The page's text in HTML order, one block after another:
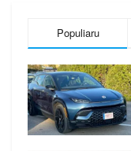
Populiaru